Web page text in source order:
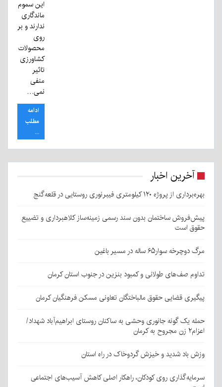
این سموم
ماندگاری
ندارند و بر
روی
محصولات
کشاورزی
تاثیر
منفی
نمی…
ادامه
مطلب
...
آخرین اخبار
بهره‌برداری از پروژه ۱۲۰ کیلومتری فیبرنوری روستایی در قلعه‌گنج
پیش‌فروش ساختمان بدون سند رسمی زمینه‌ساز کلاهبرداری و تضییع
حقوق است
مرگ دوچرخه سوار۶۵ ساله در مسیر باغین
تداوم صف‌های طولانی و کمبود بنزین در جنوب استان کرمان
پیگیری قضایی حقوق مالباختگان تعاونی مسکن فرهنگیان کرمان
حمله یک گونه جانوری وحشی به ساکنان روستای ابراهیم‌آباد شهداد/
اعزام۲ زن مجروح به کرمان
وزش باد شدید و خیزش گردوخاک در راه استان
سرمایه‌گذاری روی کودکان، راهکار اصلی کاهش آسیب‌های اجتماعی